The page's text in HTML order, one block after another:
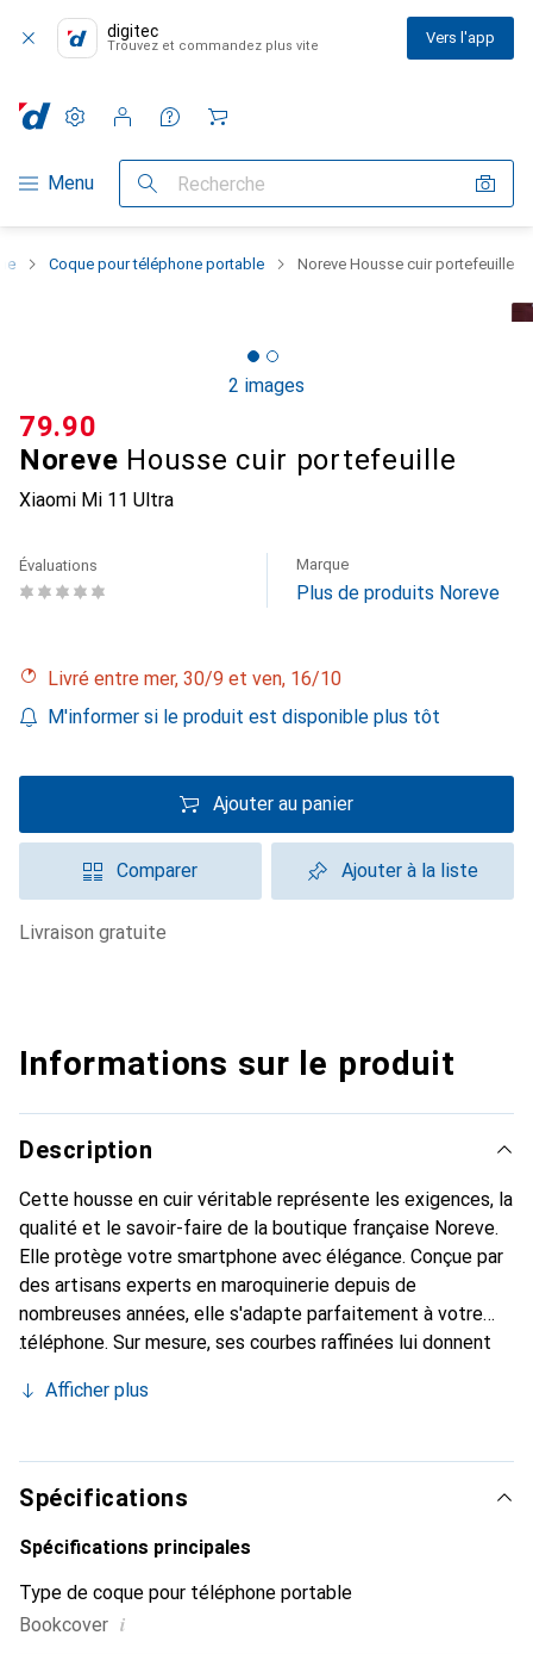
digitec
Trouvez et commandez plus vite Vers l'app
Navigation par catégorie
Menu Recherche
Paramètres
Compte client
Listes de comparaison
Listes d'envies
Panier
Coque pour téléphone portable Noreve Housse cuir portefeuille
2 images
Noreve Housse cuir portefeuille
Xiaomi Mi 11 Ultra
CHF
79.90
Évaluations Marque
Plus de produits Noreve
Livré entre mer, 30/9 et ven, 16/10
M'informer si le produit est disponible plus tôt
Ajouter au panier
Comparer Ajouter à la liste
livraison gratuite
Informations sur le produit
Description
Cette housse en cuir véritable représente les exigences, la
qualité et le savoir-faire de la boutique française Noreve.
Elle protège votre smartphone avec élégance. Conçue par
des artisans experts en maroquinerie depuis de
nombreuses années, elle s'adapte parfaitement à votre
téléphone. Sur mesure, ses courbes raffinées lui donnent
et indispensable de votre smartphone. Reconnaître
marque Noreve est un choix sûr pour une clientèle
exigeante.
Afficher plus
Spécifications
Spécifications principales
Type de coque pour téléphone portable
Bookcover i